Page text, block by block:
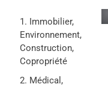
Immobilier,
Environnement,
Construction,
Copropriété
Médical,